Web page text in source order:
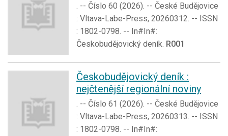
. -- Číslo 60 (2026). -- České Budějovice
: Vltava-Labe-Press, 20260312. -- ISSN
: 1802-0798. -- In#In#:
Českobudějovický deník. R001
Českobudějovický deník :
nejčtenější regionální noviny
. -- Číslo 61 (2026). -- České Budějovice
: Vltava-Labe-Press, 20260313. -- ISSN
: 1802-0798. -- In#In#: